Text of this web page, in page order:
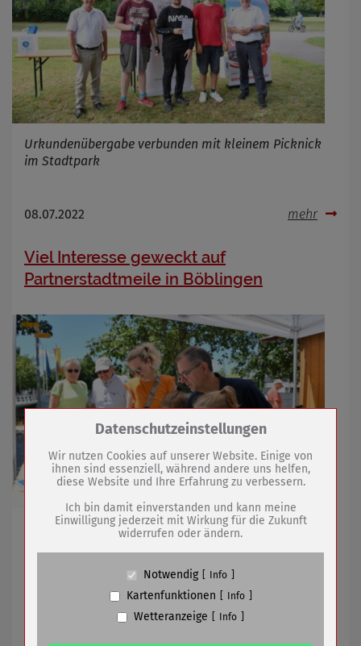
Urkundenübergabe verbunden mit kleinem Picknick
im Stadtpark
08.07.2022 mehr
Viel Interesse geweckt auf
Partnerstadtmeile in Böblingen
Sömmerda stellte mit Tourismusverband "Thüringer
Informationen der
Zum Betrieb der Seite notwendige Cookies /
Name
PHP Session Cookie
Anbieter
Eigentümer dieser Website (Wenko-
Wenselaar GmbH & Co. KG)
Absicherung Kontaktformular / SPAM
Cookiespeicherung Entscheidungscookie
Anbieter
Eigentümer dieser Website (Wenko-
Datenschutzeinstellungen
Wir nutzen Cookies auf unserer Website. Einige von
ihnen sind essenziell, während andere uns helfen,
diese Website und Ihre Erfahrung zu verbessern.
Ich bin damit einverstanden und kann meine
Einwilligung jederzeit mit Wirkung für die Zukunft
widerrufen oder ändern.
Notwendig Info
Kartenfunktionen Info
Wetteranzeige Info